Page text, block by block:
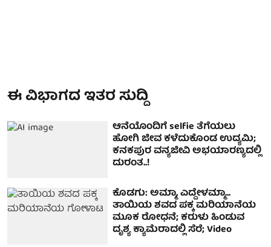
ಈ ವಿಭಾಗದ ಇತರ ಸುದ್ದಿ
ಆನೆಯೊಂದಿಗೆ selfie ತೆಗೆಯಲು
ಹೋಗಿ ಜೀವ ಕಳೆದುಕೊಂಡ ಉದ್ಯಮಿ;
ಕನಕಪುರ ವನ್ಯಜೀವಿ ಅಭಯಾರಣ್ಯದಲ್ಲಿ
ದುರಂತ..!
ಕೊಡಗು: ಅಮ್ಮಾ, ಎದ್ದೇಳಮ್ಮಾ...
ತಾಯಿಯ ಶವದ ಪಕ್ಕ ಮರಿಯಾನೆಯ
ಮೂಕ ರೋಧನೆ; ಕರುಳು ಹಿಂಡುವ
ದೃಶ್ಯ ಕ್ಯಾಮೆರಾದಲ್ಲಿ ಸೆರೆ; Video